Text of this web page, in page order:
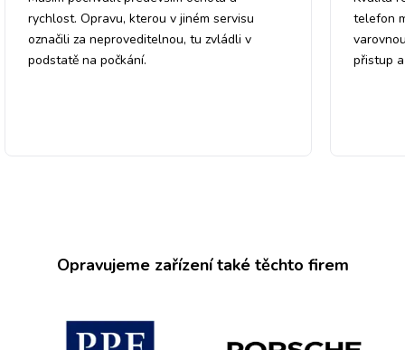
rychlost. Opravu, kterou v jiném servisu
označili za neproveditelnou, tu zvládli v
podstatě na počkání.
telefon
přistup
Opravujeme zařízení také těchto firem